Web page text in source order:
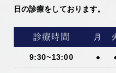
日の診療をしております。
診療時間 月
9:30~13:00 ●